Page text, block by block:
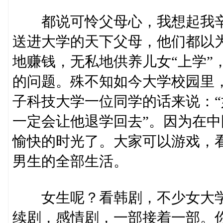
都说可怜父母心，我想起我
送进大学的天下父母，他们都以
地赚钱，无私地供养儿女“上学”
的问题。殊不知如今大学校园里
子科技大学一位同学的话来说：
一定会让他退学回去”。因为在
愉快的时光了。大家可以游戏，
男生的全部生活。
女生呢？看韩剧，不少女大
续剧，感情剧，一部接着一部。